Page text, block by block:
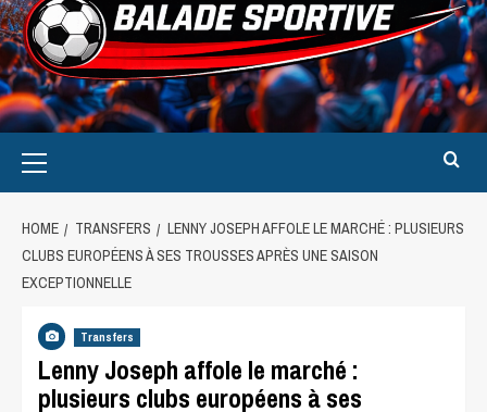
HOME TRANSFERS
LENNY JOSEPH AFFOLE LE MARCHÉ : PLUSIEURS
CLUBS EUROPÉENS À SES TROUSSES APRÈS UNE SAISON
EXCEPTIONNELLE
Transfers
Lenny Joseph affole le marché :
plusieurs clubs européens à ses